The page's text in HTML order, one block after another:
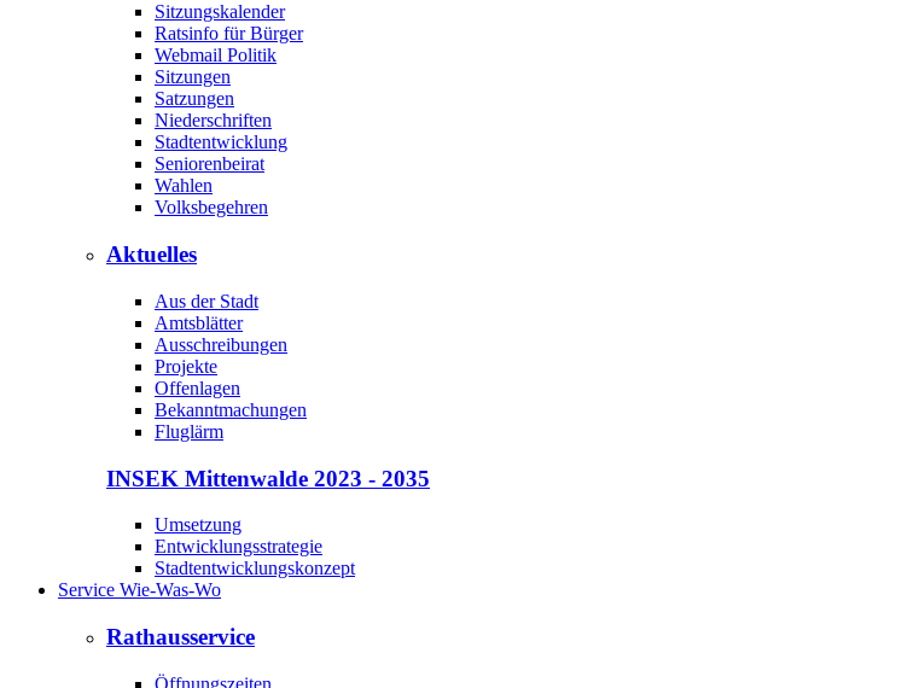
Sitzungskalender
Ratsinfo für Bürger
Webmail Politik
Sitzungen
Satzungen
Niederschriften
Stadtentwicklung
Seniorenbeirat
Wahlen
Volksbegehren
Aktuelles
Aus der Stadt
Amtsblätter
Ausschreibungen
Projekte
Offenlagen
Bekanntmachungen
Fluglärm
INSEK Mittenwalde 2023 - 2035
Umsetzung
Entwicklungsstrategie
Stadtentwicklungskonzept
Service Wie-Was-Wo
Rathausservice
Öffnungszeiten